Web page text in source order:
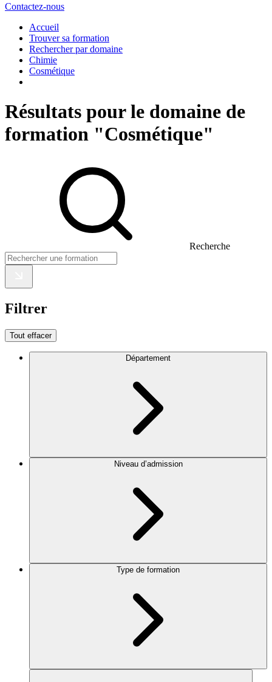
Contactez-nous
Accueil
Trouver sa formation
Rechercher par domaine
Chimie
Cosmétique
Résultats pour le domaine de
formation "Cosmétique"
Recherche
Filtrer
Tout effacer
Département
Niveau d’admission
Type de formation